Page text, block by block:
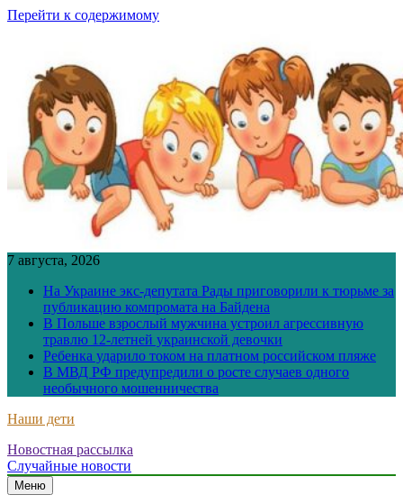
Перейти к содержимому
7 августа, 2026
На Украине экс-депутата Рады приговорили к тюрьме за
публикацию компромата на Байдена
В Польше взрослый мужчина устроил агрессивную
травлю 12-летней украинской девочки
Ребенка ударило током на платном российском пляже
В МВД РФ предупредили о росте случаев одного
необычного мошенничества
Наши дети
Новостная рассылка
Случайные новости
Меню